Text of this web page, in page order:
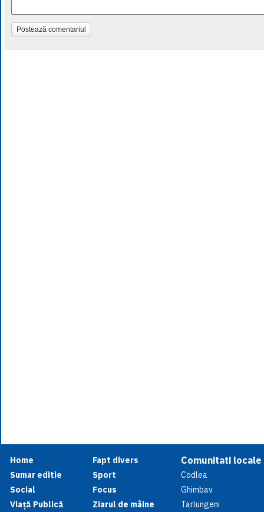
Postează comentariul
Home
Sumar editie
Social
Viață Publică
Fapt divers
Sport
Focus
Ziarul de mâine
Comunitati locale
Codlea
Ghimbav
Tarlungeni